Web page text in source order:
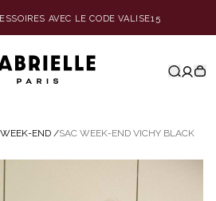
AVEC LE CODE VALISE15
END /SAC WEEK-END VICHY BLACK